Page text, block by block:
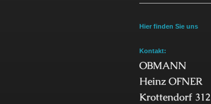
Hier finden Sie uns
Kontakt:
OBMANN
Heinz OFNER
Krottendorf 312